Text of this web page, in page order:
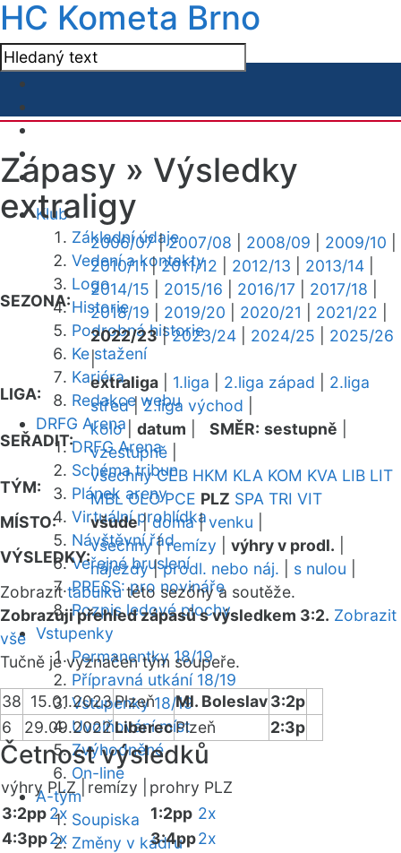
HC Kometa Brno
Klub
Základní údaje
Vedení a kontakty
Logo
Historie
Podrobná historie
Ke stažení
Kariéra
Redakce webu
DRFG Arena
DRFG Arena
Schéma tribun
Plánek areny
Virtuální prohlídka
Návštěvní řád
Veřejné bruslení
PRESS: pro novináře
Rozpis ledové plochy
Vstupenky
Permanentky 18/19
Přípravná utkání 18/19
Vstupenky 18/19
Uvolňování míst
Zvýhodněné
On-line
A-tým
Soupiska
Změny v kádru
Zápasy » Výsledky
extraligy
SEZONA:
2006/07|2007/08 2008/09 2009/10
2010/11|2011/12 2012/13 2013/14
2014/15
2015/16 2016/17 2017/18
2018/19
2019/20 2020/21 2021/22
2022/23|2023/24 2024/25
2025/26
|
LIGA:
extraliga 1.liga 2.liga západ
2.liga
střed|2.liga východ
SEŘADIT:
kolo| datum SMĚR: sestupně
vzestupně
TÝM:
všechny CEB HKM KLA KOM KVA LIB LIT
MBL OLO PCE PLZ SPA TRI VIT
MÍSTO:
všude|doma|venku
VÝSLEDKY:
všechny|remízy výhry v prodl.
nájezdy|prodl. nebo náj. s nulou
Zobrazittabulkutéto sezóny a soutěže.
Zobrazuji přehled zápasů s výsledkem 3:2. Zobrazit
vše
Tučně je vyznačen tým soupeře.
38 15.01.2023Plzeň Ml. Boleslav3:2p
6
29.09.2022LiberecPlzeň 2:3p
Četnost výsledků
výhry PLZ | remízy |
prohry PLZ
3:2pp2x
4:3pp2x
1:2pp 2x
3:4pp2x